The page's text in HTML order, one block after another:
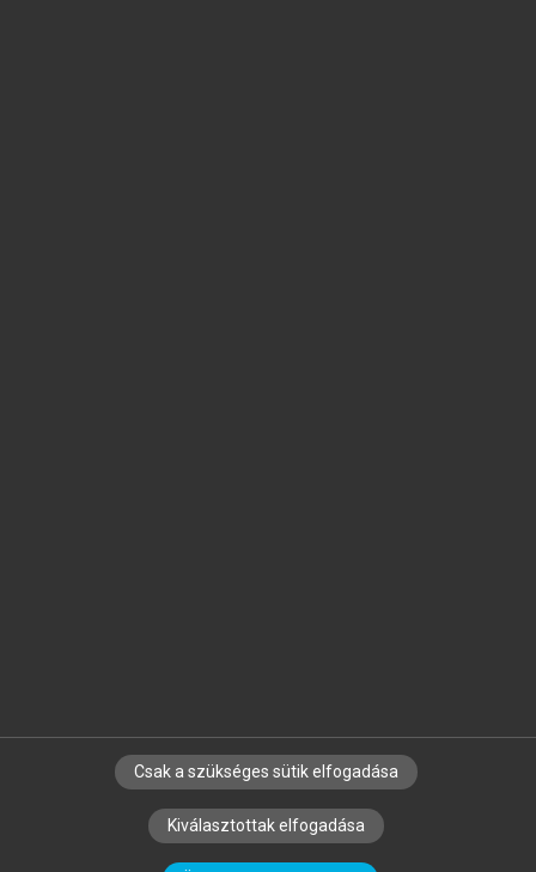
SZERZŐKNEK CÉGEKNEK KÖNYVTÁROSOKNAK
SZERKESZTÉSI ÉS LEKTORÁLÁSI ALAPELVEK
Csak a szükséges sütik elfogadása
Kiválasztottak elfogadása